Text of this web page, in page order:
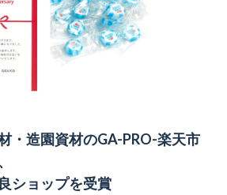
・造園資材のGA-PRO-楽天市
ショップを受賞